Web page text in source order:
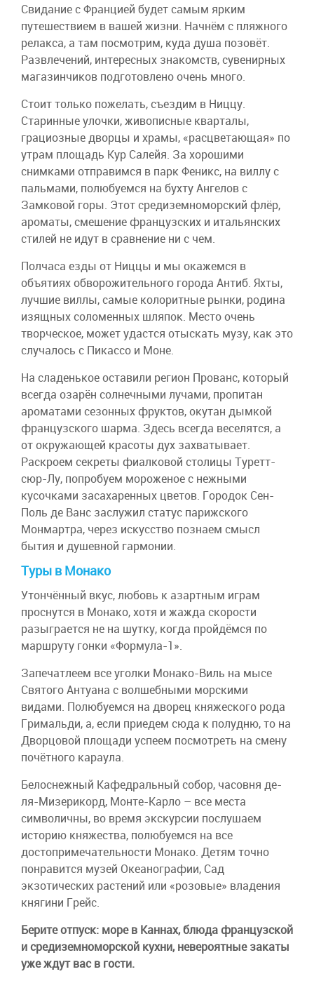
Свидание с Францией будет самым ярким
путешествием в вашей жизни. Начнём с пляжного
релакса, а там посмотрим, куда душа позовёт.
Развлечений, интересных знакомств, сувенирных
магазинчиков подготовлено очень много.
Стоит только пожелать, съездим в Ниццу.
Старинные улочки, живописные кварталы,
грациозные дворцы и храмы, «расцветающая» по
утрам площадь Кур Салейя. За хорошими
снимками отправимся в парк Феникс, на виллу с
пальмами, полюбуемся на бухту Ангелов с
Замковой горы. Этот средиземноморский флёр,
ароматы, смешение французских и итальянских
стилей не идут в сравнение ни с чем.
Полчаса езды от Ниццы и мы окажемся в
объятиях обворожительного города Антиб. Яхты,
лучшие виллы, самые колоритные рынки, родина
изящных соломенных шляпок. Место очень
творческое, может удастся отыскать музу, как это
случалось с Пикассо и Моне.
На сладенькое оставили регион Прованс, который
всегда озарён солнечными лучами, пропитан
ароматами сезонных фруктов, окутан дымкой
французского шарма. Здесь всегда веселятся, а
от окружающей красоты дух захватывает.
Раскроем секреты фиалковой столицы Туретт-
сюр-Лу, попробуем мороженое с нежными
кусочками засахаренных цветов. Городок Сен-
Поль де Ванс заслужил статус парижского
Монмартра, через искусство познаем смысл
бытия и душевной гармонии.
Туры в Монако
Утончённый вкус, любовь к азартным играм
проснутся в Монако, хотя и жажда скорости
разыграется не на шутку, когда пройдёмся по
маршруту гонки «Формула-1».
Запечатлеем все уголки Монако-Виль на мысе
Святого Антуана с волшебными морскими
видами. Полюбуемся на дворец княжеского рода
Гримальди, а, если приедем сюда к полудню, то на
Дворцовой площади успеем посмотреть на смену
почётного караула.
Белоснежный Кафедральный собор, часовня де-
ля-Мизерикорд, Монте-Карло – все места
символичны, во время экскурсии послушаем
историю княжества, полюбуемся на все
достопримечательности Монако. Детям точно
понравится музей Океанографии, Сад
экзотических растений или «розовые» владения
княгини Грейс.
Берите отпуск: море в Каннах, блюда французской
и средиземноморской кухни, невероятные закаты
уже ждут вас в гости.